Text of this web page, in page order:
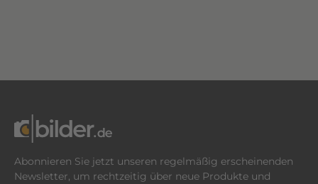
Abonnieren Sie jetzt unseren regelmäßig erscheinenden
Newsletter, um rechtzeitig über neue Produkte und